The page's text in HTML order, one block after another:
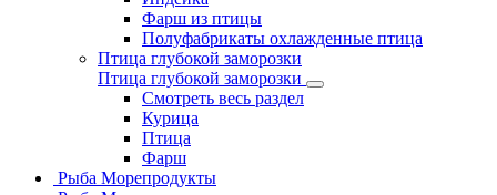
Фарш из птицы
Полуфабрикаты охлажденные птица
Птица глубокой заморозки
Птица глубокой заморозки
Смотреть весь раздел
Курица
Птица
Фарш
Рыба Морепродукты